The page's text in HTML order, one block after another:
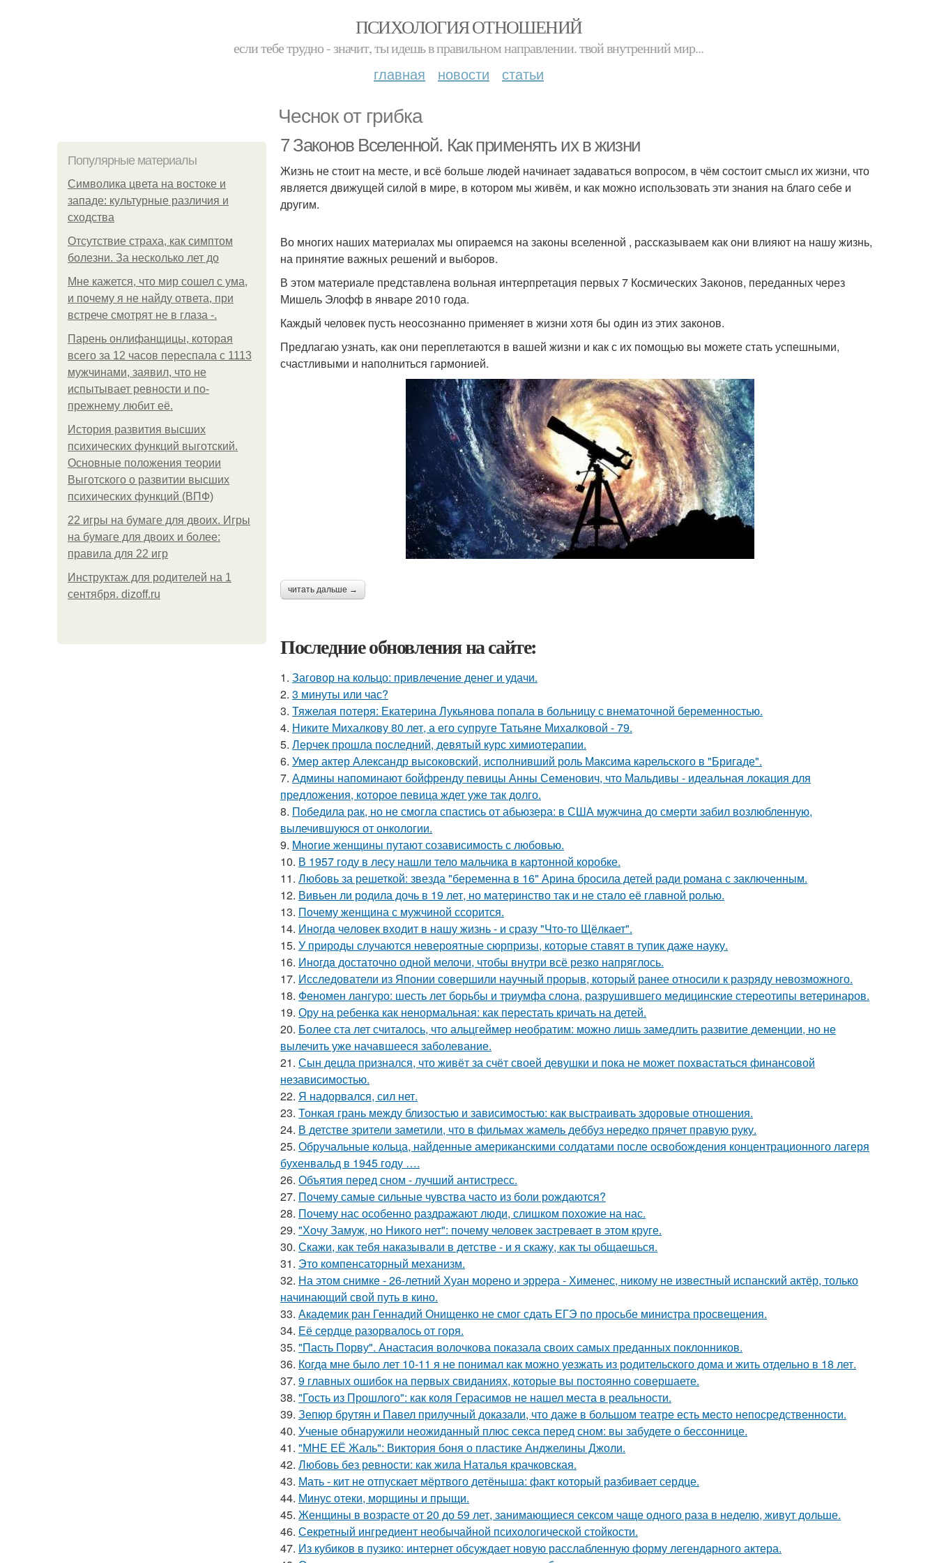
ПСИХОЛОГИЯ ОТНОШЕНИЙ
если тебе трудно - значит, ты идешь в правильном направлении. твой внутренний мир...
главная новости статьи
Чеснок от грибка
Популярные материалы
Символика цвета на востоке и
западе: культурные различия и
сходства
Отсутствие страха, как симптом
болезни. За несколько лет до
Мне кажется, что мир сошел с ума,
и почему я не найду ответа, при
встрече смотрят не в глаза -.
Парень онлифанщицы, которая
всего за 12 часов переспала с 1113
мужчинами, заявил, что не
испытывает ревности и по-
прежнему любит её.
История развития высших
психических функций выготский.
Основные положения теории
Выготского о развитии высших
психических функций (ВПФ)
22 игры на бумаге для двоих. Игры
на бумаге для двоих и более:
правила для 22 игр
Инструктаж для родителей на 1
сентября. dizoff.ru
7 Законов Вселенной. Как применять их в жизни
Жизнь не стоит на месте, и всё больше людей начинает задаваться вопросом, в чём состоит смысл их жизни, что
является движущей силой в мире, в котором мы живём, и как можно использовать эти знания на благо себе и
другим.
Во многих наших материалах мы опираемся на законы вселенной , рассказываем как они влияют на нашу жизнь,
на принятие важных решений и выборов.
В этом материале представлена вольная интерпретация первых 7 Космических Законов, переданных через
Мишель Элофф в январе 2010 года.
Каждый человек пусть неосознанно применяет в жизни хотя бы один из этих законов.
Предлагаю узнать, как они переплетаются в вашей жизни и как с их помощью вы можете стать успешными,
счастливыми и наполниться гармонией.
читать дальше →
Последние обновления на сайте:
1. Заговор на кольцо: привлечение денег и удачи.
2. 3 минуты или час?
3. Тяжелая потеря: Екатерина Лукьянова попала в больницу с внематочной беременностью.
4. Никите Михалкову 80 лет, а его супруге Татьяне Михалковой - 79.
5. Лерчек прошла последний, девятый курс химиотерапии.
6. Умер актер Александр высоковский, исполнивший роль Максима карельского в "Бригаде".
7. Админы напоминают бойфренду певицы Анны Семенович, что Мальдивы - идеальная локация для
предложения, которое певица ждет уже так долго.
8. Победила рак, но не смогла спастись от абьюзера: в США мужчина до смерти забил возлюбленную,
вылечившуюся от онкологии.
9. Mнoгие женщины путают созависимость с любовью.
10. В 1957 году в лесу нашли тело мальчика в картонной коробке.
11. Любовь за решеткой: звезда "беременна в 16" Арина бросила детей ради романа с заключенным.
12. Вивьен ли родила дочь в 19 лет, но материнство так и не стало её главной ролью.
13. Почему женщина с мужчиной ссорится.
14. Инoгдa чeловек входит в нашу жизнь - и сразу "Что-то Щёлкает".
15. У природы случаются невероятные сюрпризы, которые ставят в тупик даже науку.
16. Инoгдa достаточно одной мелочи, чтобы внутри всё резко напряглось.
17. Исследователи из Японии совершили научный прорыв, который ранее относили к разряду невозможного.
18. Феномен лангуро: шесть лет борьбы и триумфа слона, разрушившего медицинские стереотипы ветеринаров.
19. Ору на ребенка как ненормальная: как перестать кричать на детей.
20. Более ста лет считалось, что альцгеймер необратим: можно лишь замедлить развитие деменции, но не
вылечить уже начавшееся заболевание.
21. Сын децла признался, что живёт за счёт своей девушки и пока не может похвастаться финансовой
независимостью.
22. Я надорвался, сил нет.
23. Тонкая грань между близостью и зависимостью: как выстраивать здоровые отношения.
24. В детстве зрители заметили, что в фильмах жамель деббуз нередко прячет правую руку.
25. Обручальные кольца, найденные американскими солдатами после освобождения концентрационного лагеря
бухенвальд в 1945 году ….
26. Объятия перед сном - лучший антистресс.
27. Почему самые сильные чувства часто из боли рождаются?
28. Почему нас особенно раздражают люди, слишком похожие на нас.
29. "Хочу Замуж, но Никого нет": почему человек застревает в этом круге.
30. Скажи, как тебя наказывали в детстве - и я скажу, как ты общаешься.
31. Это компенсаторный механизм.
32. На этом снимке - 26-летний Хуан морено и эррера - Хименес, никому не известный испанский актёр, только
начинающий свой путь в кино.
33. Академик ран Геннадий Онищенко не смог сдать ЕГЭ по просьбе министра просвещения.
34. Её сердце разорвалось от горя.
35. "Пасть Порву". Анастасия волочкова показала своих самых преданных поклонников.
36. Когда мне было лет 10-11 я не понимал как можно уезжать из родительского дома и жить отдельно в 18 лет.
37. 9 главных ошибок на первых свиданиях, которые вы постоянно совершаете.
38. "Гость из Прошлого": как коля Герасимов не нашел места в реальности.
39. Зепюр брутян и Павел прилучный доказали, что даже в большом театре есть место непосредственности.
40. Ученые обнаружили неожиданный плюс секса перед сном: вы забудете о бессоннице.
41. "МНЕ ЕЁ Жаль": Виктория боня о пластике Анджелины Джоли.
42. Любовь без ревности: как жила Наталья крачковская.
43. Мать - кит не отпускает мёртвого детёныша: факт который разбивает сердце.
44. Минус отеки, морщины и прыщи.
45. Женщины в возрасте от 20 до 59 лет, занимающиеся сексом чаще одного раза в неделю, живут дольше.
46. Секретный ингредиент необычайной психологической стойкости.
47. Из кубиков в пузико: интернет обсуждает новую расслабленную форму легендарного актера.